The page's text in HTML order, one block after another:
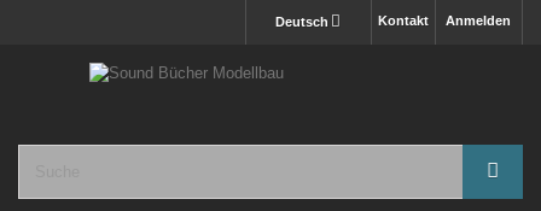
Anmelden
Kontakt
Deutsch